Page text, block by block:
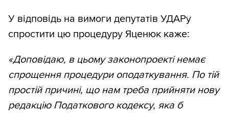
У відповідь на вимоги депутатів УДАРу
спростити цю процедуру Яценюк каже:
«Доповідаю, в цьому законопроекті немає
спрощення процедури оподаткування. По тій
простій причині, що нам треба прийняти нову
редакцію Податкового кодексу, яка б